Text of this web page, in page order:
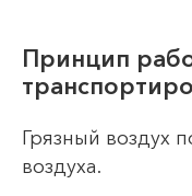
Принцип
Грязный воздух
воздуха.